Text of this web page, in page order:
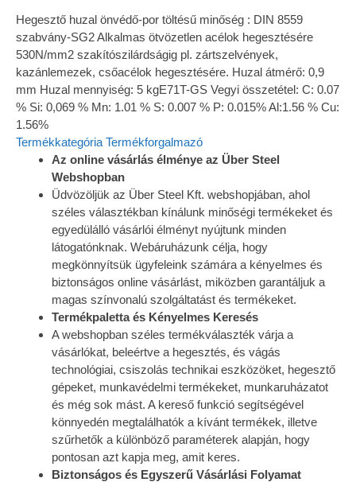
Hegesztő huzal önvédő-por töltésű minőség : DIN 8559
szabvány-SG2 Alkalmas ötvözetlen acélok hegesztésére
530N/mm2 szakítószilárdságig pl. zártszelvények,
kazánlemezek, csőacélok hegesztésére. Huzal átmérő: 0,9
mm Huzal mennyiség: 5 kgE71T-GS Vegyi összetétel: C: 0.07
% Si: 0,069 % Mn: 1.01 % S: 0.007 % P: 0.015% Al:1.56 % Cu:
1.56%
Termékkategória Termékforgalmazó
Az online vásárlás élménye az Über Steel
Webshopban
Üdvözöljük az Über Steel Kft. webshopjában, ahol
széles választékban kínálunk minőségi termékeket és
egyedülálló vásárlói élményt nyújtunk minden
látogatónknak. Webáruházunk célja, hogy
megkönnyítsük ügyfeleink számára a kényelmes és
biztonságos online vásárlást, miközben garantáljuk a
magas színvonalú szolgáltatást és termékeket.
Termékpaletta és Kényelmes Keresés
A webshopban széles termékválaszték várja a
vásárlókat, beleértve a hegesztés, és vágás
technológiai, csiszolás technikai eszközöket, hegesztő
gépeket, munkavédelmi termékeket, munkaruházatot
és még sok mást. A kereső funkció segítségével
könnyedén megtalálhatók a kívánt termékek, illetve
szűrhetők a különböző paraméterek alapján, hogy
pontosan azt kapja meg, amit keres.
Biztonságos és Egyszerű Vásárlási Folyamat